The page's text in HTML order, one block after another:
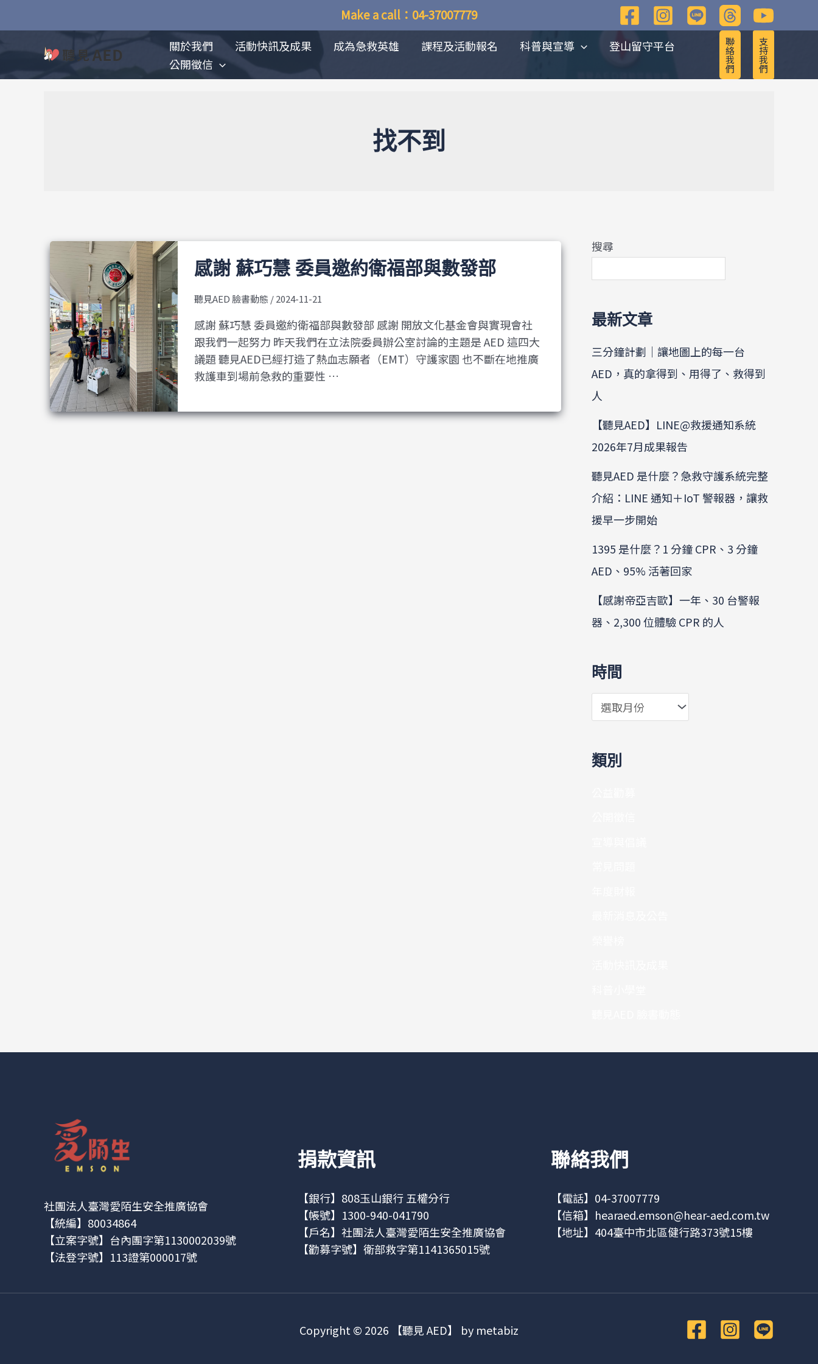
內
Make a call：04-37007779
關於我們 活動快訊及成果 成為急救英雄 課程及活動報名 科普與宣導
登山留守平台
公開徵信
聯
絡
我
們
支
持
我
們
找不到
感謝 蘇巧慧 委員邀約衛福部與數發部
聽見AED 臉書動態 /2024-11-21
感謝 蘇巧慧 委員邀約衛福部與數發部 感謝 開放文化基金會與實現會社
跟我們一起努力 昨天我們在立法院委員辦公室討論的主題是 AED 這四大
議題 聽見AED已經打造了熱血志願者（EMT）守護家園 也不斷在地推廣
救護車到場前急救的重要性 …
搜尋
最新文章
三分鐘計劃｜讓地圖上的每一台
AED，真的拿得到、用得了、救得到
人
【聽見AED】LINE@救援通知系統
2026年7月成果報告
聽見AED 是什麼？急救守護系統完整
介紹：LINE 通知＋IoT 警報器，讓救
援早一步開始
1395 是什麼？1 分鐘 CPR、3 分鐘
AED、95% 活著回家
【感謝帝亞吉歐】一年、30 台警報
器、2,300 位體驗 CPR 的人
時間
整
類別
社團法人臺灣愛陌生安全推廣協會
【統編】80034864
【立案字號】台內團字第1130002039號
【法登字號】113證第000017號
捐款資訊
【銀行】808玉山銀行 五權分行
【帳號】1300-940-041790
【戶名】社團法人臺灣愛陌生安全推廣協會
【勸募字號】衛部救字第1141365015號
聯絡我們
【電話】04-37007779
【信箱】 hearaed.emson@hear-aed.com.tw
【地址】 404臺中市北區健行路373號15樓
Copyright © 2026 【聽見 AED】 by metabiz